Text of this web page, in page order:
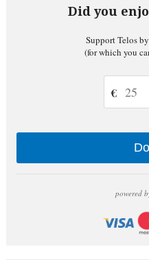
Did you
Support Telos
(for which you
€
powered